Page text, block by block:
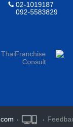
02-1019187
092-5583829
· ·